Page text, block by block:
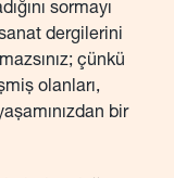
sormayı
dergilerini
çünkü
olanları,
bir